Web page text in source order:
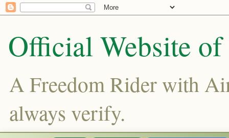
Official Website
A Freedom Rider with
always verify.